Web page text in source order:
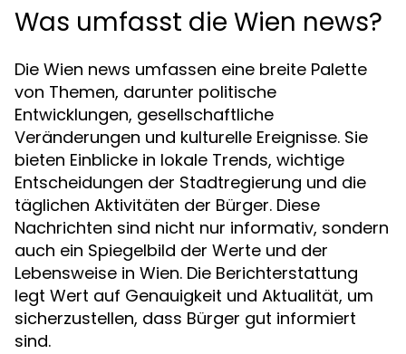
Was umfasst die Wien news?
Die Wien news umfassen eine breite Palette
von Themen, darunter politische
Entwicklungen, gesellschaftliche
Veränderungen und kulturelle Ereignisse. Sie
bieten Einblicke in lokale Trends, wichtige
Entscheidungen der Stadtregierung und die
täglichen Aktivitäten der Bürger. Diese
Nachrichten sind nicht nur informativ, sondern
auch ein Spiegelbild der Werte und der
Lebensweise in Wien. Die Berichterstattung
legt Wert auf Genauigkeit und Aktualität, um
sicherzustellen, dass Bürger gut informiert
sind.